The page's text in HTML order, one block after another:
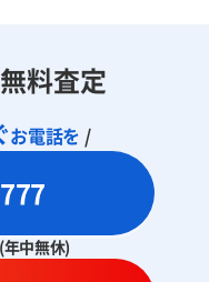
料査定
お電話を /
中無休)